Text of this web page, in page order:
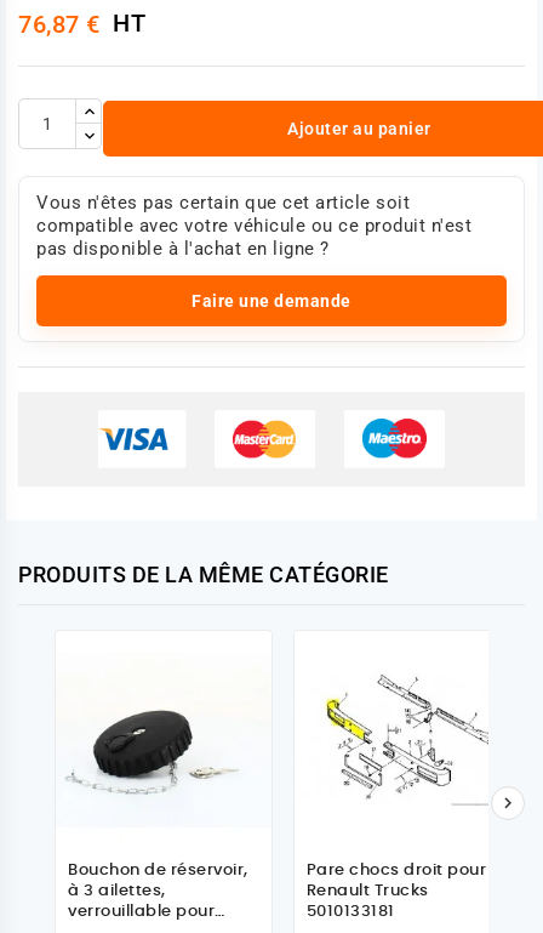
76,87 € HT
Ajouter au panier
Vous n'êtes pas certain que cet article soit
compatible avec votre véhicule ou ce produit n'est
pas disponible à l'achat en ligne ?
Faire une demande
PRODUITS DE LA MÊME CATÉGORIE
Bouchon de réservoir,
à 3 ailettes,
verrouillable pour
Pare chocs droit pour
Renault Trucks
5010133181
